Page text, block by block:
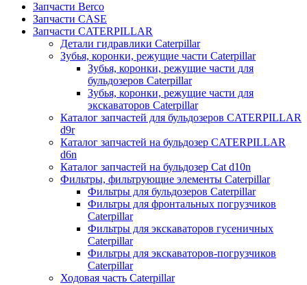
Запчасти Berco
Запчасти CASE
Запчасти CATERPILLAR
Детали гидравлики Caterpillar
Зубья, коронки, режущие части Caterpillar
Зубья, коронки, режущие части для
бульдозеров Caterpillar
Зубья, коронки, режущие части для
экскаваторов Caterpillar
Каталог запчастей для бульдозеров CATERPILLAR
d9r
Каталог запчастей на бульдозер CATERPILLAR
d6n
Каталог запчастей на бульдозер Сat d10n
Фильтры, фильтрующие элементы Caterpillar
Фильтры для бульдозеров Caterpillar
Фильтры для фронтальных погрузчиков
Caterpillar
Фильтры для экскаваторов гусеничных
Caterpillar
Фильтры для экскаваторов-погрузчиков
Caterpillar
Ходовая часть Caterpillar